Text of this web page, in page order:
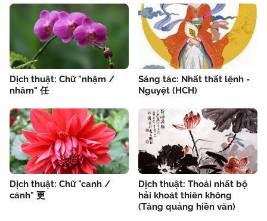
Dịch thuật: Chữ "nhậm /
nhâm" 任
Sáng tác: Nhất thất lệnh -
Nguyệt (HCH)
Dịch thuật: Chữ "canh /
cánh" 更
Dịch thuật: Thoái nhất bộ
hải khoát thiên không
(Tăng quảng hiền văn)